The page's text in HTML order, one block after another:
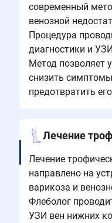
современный
венозной
Процедура
диагностики и
Метод позволяет
снизить
предотвратить
Лечение
Лечение
направлено на
варикоза и
Флеболог
УЗИ вен нижних